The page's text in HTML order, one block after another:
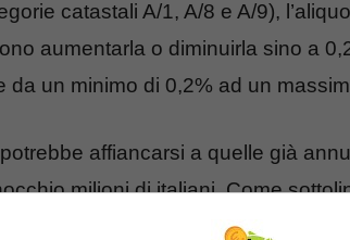
catastali A/1, A/8 e A/9),
aumentarla o diminuirla sino a
da un minimo di 0,2% ad un
affiancarsi a quelle già
milioni di italiani. Come
potrebbe portare un media